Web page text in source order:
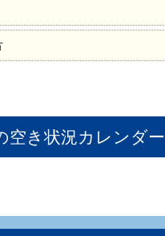
空き状況カレンダー